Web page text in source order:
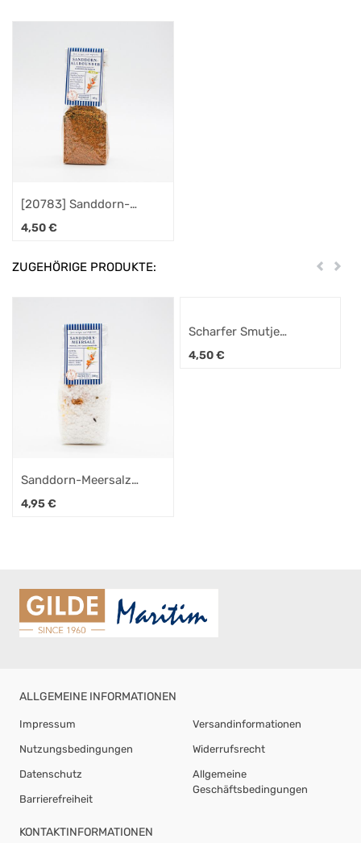
[20783] Sanddorn-
Allrounder 60gr.
4,50€
ZUGEHÖRIGE PRODUKTE: Zurück
Sanddorn-Meersalz
200g
4,95€
Scharfer Smutje
Gewürzmischung 80g
4,50€
ALLGEMEINE INFORMATIONEN
Impressum
Nutzungsbedingungen
Datenschutz
Barrierefreiheit
Versandinformationen
Widerrufsrecht
Allgemeine
Geschäftsbedingungen
KONTAKTINFORMATIONEN